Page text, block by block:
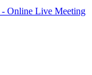
- Online Live Meeting